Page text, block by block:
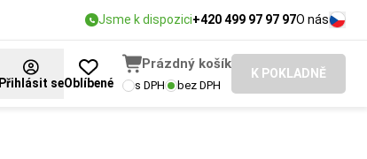
Jsme k dispozici+420 499 97 97 97O nás
Přihlásit seOblíbené
Prázdný košík
s DPH bez DPH
K POKLADNĚ